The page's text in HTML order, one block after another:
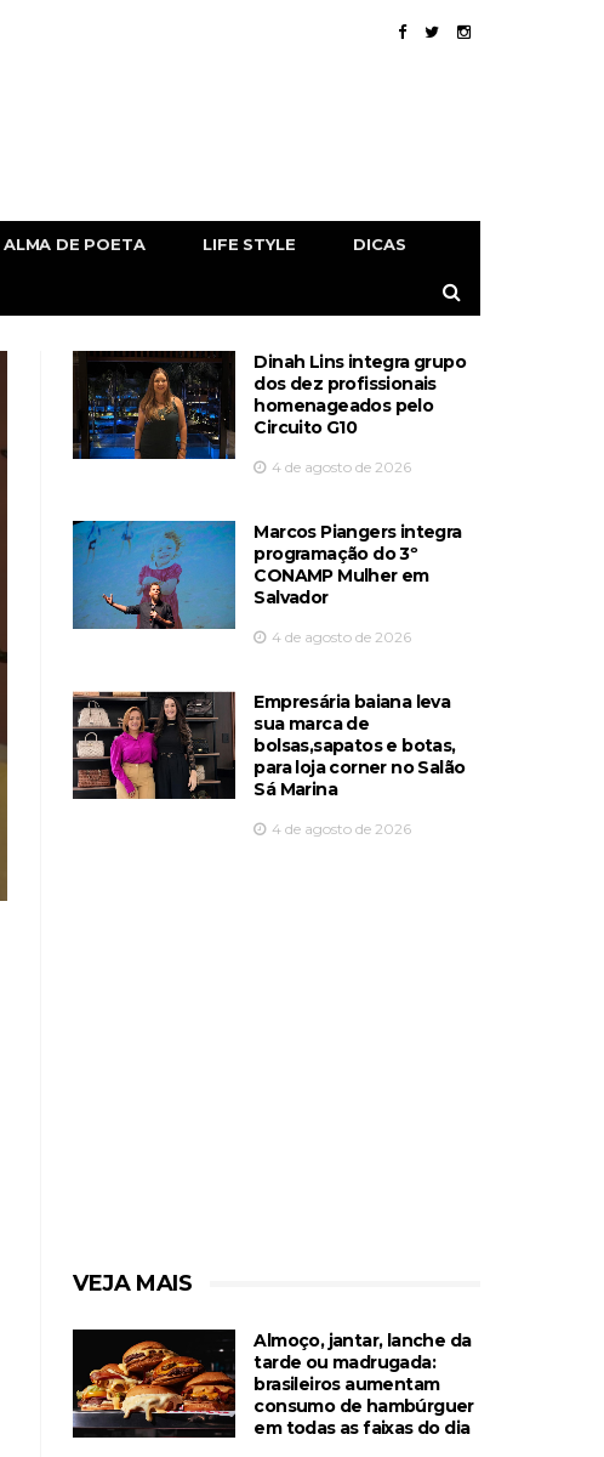
ALMA DE POETA LIFE STYLE DICAS
Dinah Lins integra grupo
dos dez profissionais
homenageados pelo
Circuito G10
4 de agosto de 2026
Marcos Piangers integra
programação do 3º
CONAMP Mulher em
Salvador
4 de agosto de 2026
Empresária baiana leva
sua marca de
bolsas,sapatos e botas,
para loja corner no Salão
Sá Marina
4 de agosto de 2026
VEJA MAIS
Almoço, jantar, lanche da
tarde ou madrugada:
brasileiros aumentam
consumo de hambúrguer
em todas as faixas do dia